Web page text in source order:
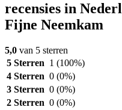
recensies in
Fijne Neemkam
5,0 van 5 sterren
5 Sterren 1 (100%)
4 Sterren 0 (0%)
3 Sterren 0 (0%)
2 Sterren 0 (0%)